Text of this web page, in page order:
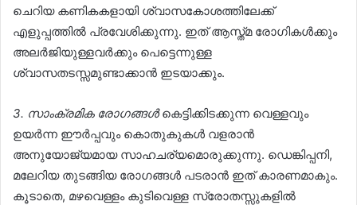
ചെറിയ കണികകളായി ശ്വാസകോശത്തിലേക്ക്
എളുപ്പത്തിൽ പ്രവേശിക്കുന്നു. ഇത് ആസ്ത്മ രോഗികൾക്കും
അലർജിയുള്ളവർക്കും പെട്ടെന്നുള്ള
ശ്വാസതടസ്സമുണ്ടാക്കാൻ ഇടയാക്കും.
3. സാംക്രമിക രോഗങ്ങൾകെട്ടിക്കിടക്കുന്ന വെള്ളവും
ഉയർന്ന ഈർപ്പവും കൊതുകുകൾ വളരാൻ
അനുയോജ്യമായ സാഹചര്യമൊരുക്കുന്നു. ഡെങ്കിപ്പനി,
മലേറിയ തുടങ്ങിയ രോഗങ്ങൾ പടരാൻ ഇത് കാരണമാകും.
കൂടാതെ, മഴവെള്ളം കുടിവെള്ള സ്രോതസ്സുകളിൽ